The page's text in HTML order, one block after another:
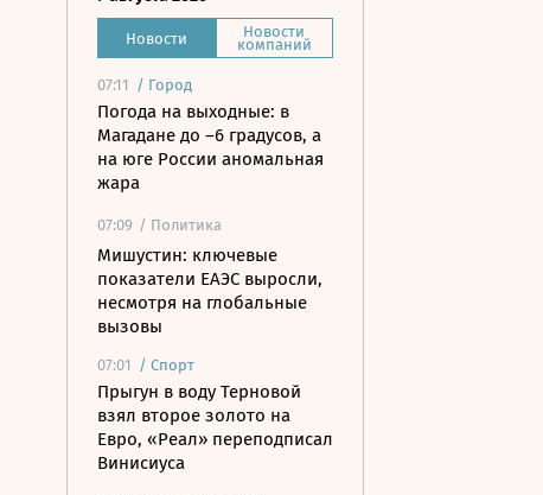
Новости Новости
компаний
07:11 / Город
Погода на выходные: в
Магадане до –6 градусов, а
на юге России аномальная
жара
07:09 / Политика
Мишустин: ключевые
показатели ЕАЭС выросли,
несмотря на глобальные
вызовы
07:01 / Спорт
Прыгун в воду Терновой
взял второе золото на
Евро, «Реал» переподписал
Винисиуса